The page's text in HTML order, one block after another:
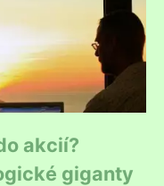
akcií?
giganty